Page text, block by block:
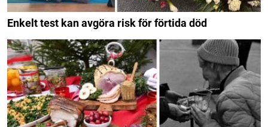
Enkelt test kan avgöra risk för förtida död